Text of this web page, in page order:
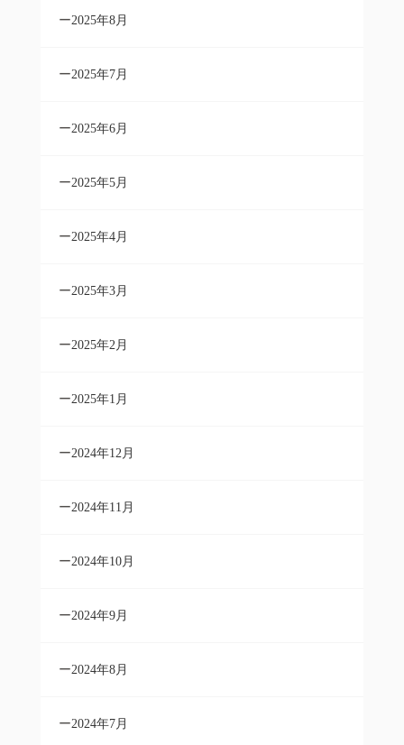
2025年8月
2025年7月
2025年6月
2025年5月
2025年4月
2025年3月
2025年2月
2025年1月
2024年12月
2024年11月
2024年10月
2024年9月
2024年8月
2024年7月